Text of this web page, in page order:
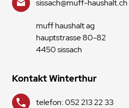
sissach@muff-haushalt.ch
muff haushalt ag
hauptstrasse 80-82
4450 sissach
Kontakt Winterthur
telefon: 052 213 22 33